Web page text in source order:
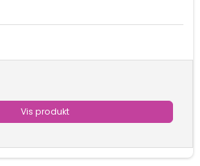
Vis produkt